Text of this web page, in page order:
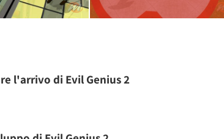
l'arrivo di Evil Genius 2